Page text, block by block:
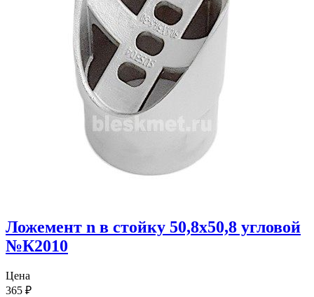
Ложемент n в стойку 50,8х50,8 угловой
№К2010
Цена
365 ₽